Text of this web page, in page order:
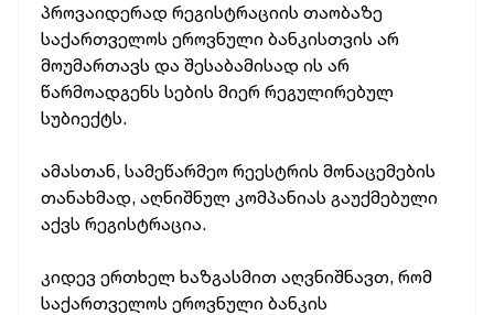
პროვაიდერად რეგისტრაციის თაობაზე
საქართველოს ეროვნული ბანკისთვის არ
მოუმართავს და შესაბამისად ის არ
წარმოადგენს სების მიერ რეგულირებულ
სუბიექტს.
ამასთან, სამეწარმეო რეესტრის მონაცემების
თანახმად, აღნიშნულ კომპანიას გაუქმებული
აქვს რეგისტრაცია.
კიდევ ერთხელ ხაზგასმით აღვნიშნავთ, რომ
საქართველოს ეროვნული ბანკის